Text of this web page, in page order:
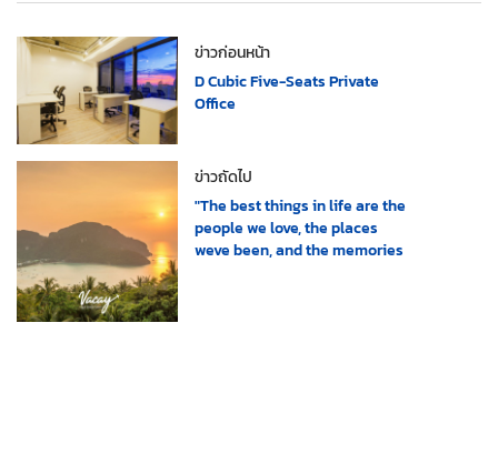
ข่าวก่อนหน้า
D Cubic Five-Seats Private
Office
ข่าวถัดไป
"The best things in life are the
people we love, the places
weve been, and the memories